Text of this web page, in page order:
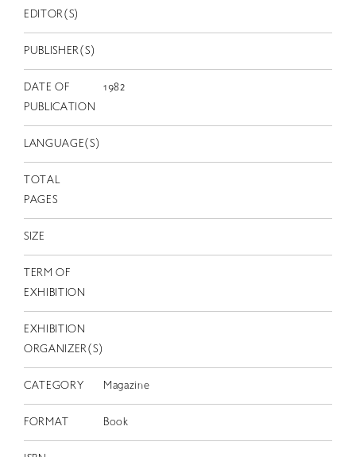
EDITOR(S)
PUBLISHER(S)
DATE OF
PUBLICATION
1982
LANGUAGE(S)
TOTAL
PAGES
SIZE
TERM OF
EXHIBITION
EXHIBITION
ORGANIZER(S)
CATEGORY Magazine
FORMAT Book